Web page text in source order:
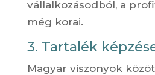
vállalkozásodból, a
még korai.
3. Tartalék
Magyar viszonyok